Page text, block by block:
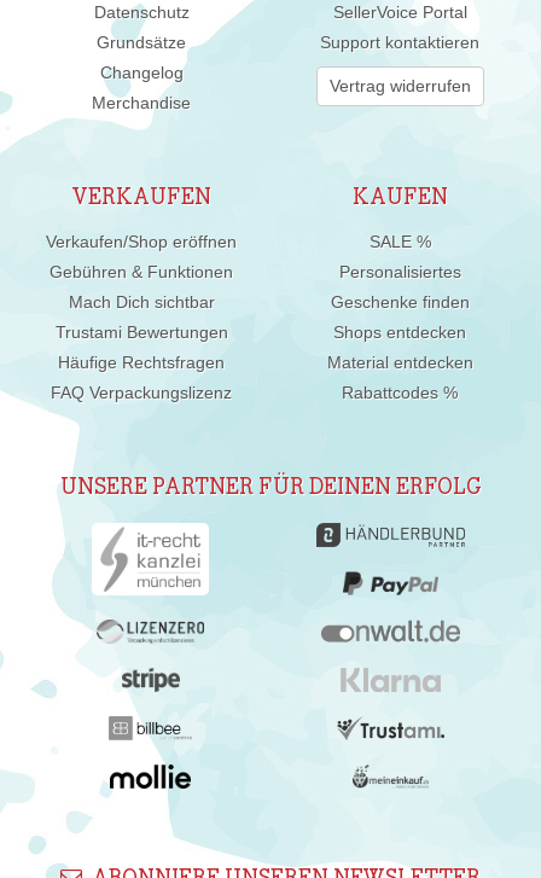
Datenschutz
Grundsätze
Changelog
Merchandise
SellerVoice Portal
Support kontaktieren
Vertrag widerrufen
VERKAUFEN
Verkaufen/Shop eröffnen
Gebühren & Funktionen
Mach Dich sichtbar
Trustami Bewertungen
Häufige Rechtsfragen
FAQ Verpackungslizenz
KAUFEN
SALE %
Personalisiertes
Geschenke finden
Shops entdecken
Material entdecken
Rabattcodes %
UNSERE PARTNER FÜR DEINEN ERFOLG